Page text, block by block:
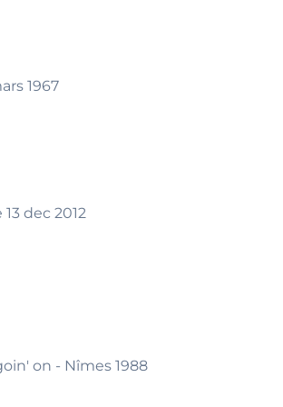
1967
dec 2012
on - Nîmes 1988